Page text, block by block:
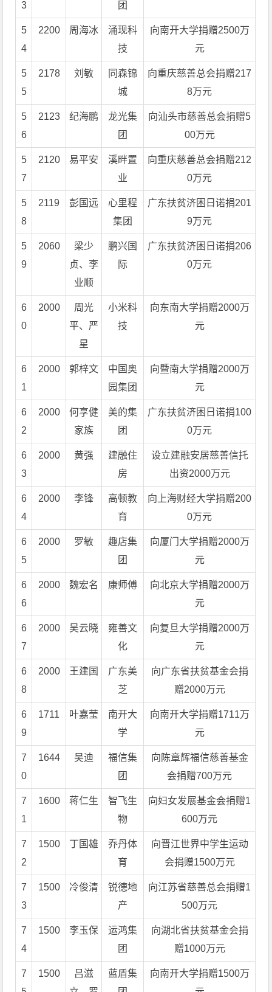
3 团
5
4
2200 周海冰
涌现科
技
向南开大学捐赠2500万
元
5
5
2178 刘敏
同森锦
城
向重庆慈善总会捐赠217
8万元
5
6
2123 纪海鹏
龙光集
团
向汕头市慈善总会捐赠5
00万元
5
7
2120 易平安
溪畔置
业
向重庆慈善总会捐赠212
0万元
5
8
2119 彭国远
心里程
集团
广东扶贫济困日诺捐201
9万元
5
9
2060
梁少
贞、李
业顺
鹏兴国
际
广东扶贫济困日诺捐206
0万元
6
0
2000
周光
平、严
星
小米科
技
向东南大学捐赠2000万
元
6
1
2000 郭梓文
中国奥
园集团
向暨南大学捐赠2000万
元
6
2
2000
何享健
家族
美的集
团
广东扶贫济困日诺捐100
0万元
6
3
2000 黄强
建融住
房
设立建融安居慈善信托
出资2000万元
6
4
2000 李锋
高顿教
育
向上海财经大学捐赠200
0万元
6
5
2000 罗敏
趣店集
团
向厦门大学捐赠2000万
元
6
6
2000 魏宏名 康师傅
向北京大学捐赠2000万
元
6
7
2000 吴云晓
雍善文
化
向复旦大学捐赠2000万
元
6
8
2000 王建国
广东美
芝
向广东省扶贫基金会捐
赠2000万元
6
9
1711 叶嘉莹
南开大
学
向南开大学捐赠1711万
元
7
0
1644 吴迪
福信集
团
向陈章辉福信慈善基金
会捐赠700万元
7
1
1600 蒋仁生
智飞生
物
向妇女发展基金会捐赠1
600万元
7
2
1500 丁国雄
乔丹体
育
向晋江世界中学生运动
会捐赠1500万元
7
3
1500 冷俊清
锐德地
产
向江苏省慈善总会捐赠1
500万元
7
4
1500 李玉保
运鸿集
团
向湖北省扶贫基金会捐
赠1000万元
7
1500
吕滋
蓝盾集
向南开大学捐赠1500万